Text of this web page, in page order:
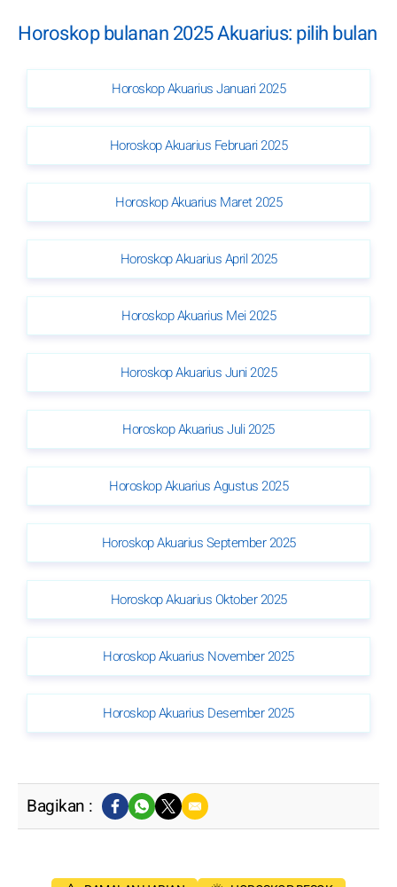
Horoskop bulanan 2025 Akuarius: pilih bulan
Horoskop Akuarius Januari 2025
Horoskop Akuarius Februari 2025
Horoskop Akuarius Maret 2025
Horoskop Akuarius April 2025
Horoskop Akuarius Mei 2025
Horoskop Akuarius Juni 2025
Horoskop Akuarius Juli 2025
Horoskop Akuarius Agustus 2025
Horoskop Akuarius September 2025
Horoskop Akuarius Oktober 2025
Horoskop Akuarius November 2025
Horoskop Akuarius Desember 2025
Bagikan :